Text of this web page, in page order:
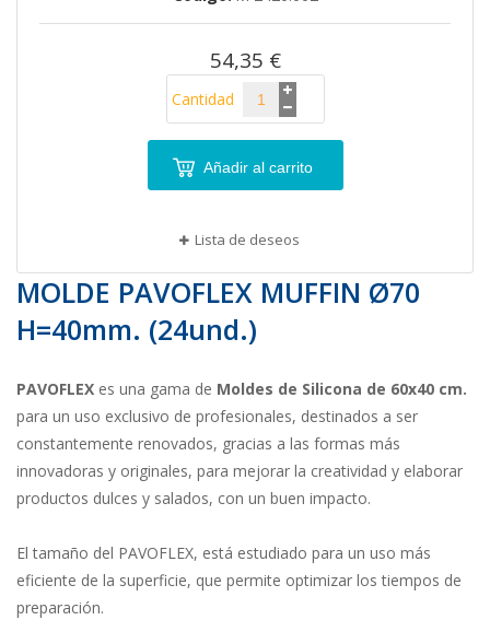
imágenes
54,35 €
Cantidad
Añadir al carrito
Lista de deseos
MOLDE PAVOFLEX MUFFIN Ø70
H=40mm. (24und.)
PAVOFLEX es una gama de Moldes de Silicona de 60x40 cm.
para un uso exclusivo de profesionales, destinados a ser
constantemente renovados, gracias a las formas más
innovadoras y originales, para mejorar la creatividad y elaborar
productos dulces y salados, con un buen impacto.
El tamaño del PAVOFLEX, está estudiado para un uso más
eficiente de la superficie, que permite optimizar los tiempos de
preparación.